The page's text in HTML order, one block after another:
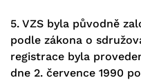
5. VZS byla původně
podle zákona o
registrace byla
dne 2. července 1990